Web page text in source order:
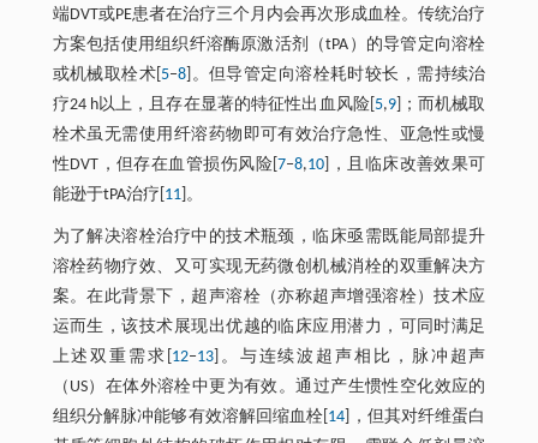
端DVT或PE患者在治疗三个月内会再次形成血栓。传统治疗
方案包括使用组织纤溶酶原激活剂（tPA）的导管定向溶栓
或机械取栓术[ 5‒8 ]。但导管定向溶栓耗时较长，需持续治
疗24 h以上，且存在显著的特征性出血风险[ 5,9]；而机械取
栓术虽无需使用纤溶药物即可有效治疗急性、亚急性或慢
性DVT，但存在血管损伤风险[7‒8,10 ]，且临床改善效果可
能逊于tPA治疗[ 11]。
为了解决溶栓治疗中的技术瓶颈，临床亟需既能局部提升
溶栓药物疗效、又可实现无药微创机械消栓的双重解决方
案。在此背景下，超声溶栓（亦称超声增强溶栓）技术应
运而生，该技术展现出优越的临床应用潜力，可同时满足
上述双重需求[ 12‒13]。与连续波超声相比，脉冲超声
（US）在体外溶栓中更为有效。通过产生惯性空化效应的
组织分解脉冲能够有效溶解回缩血栓[ 14 ]，但其对纤维蛋白